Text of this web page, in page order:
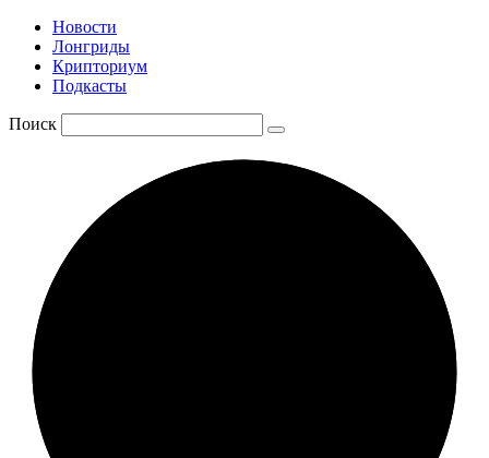
Новости
Лонгриды
Крипториум
Подкасты
Поиск